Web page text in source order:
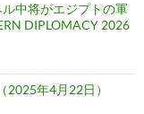
中将がエジプトの軍
DIPLOMACY 2026
年4月22日）